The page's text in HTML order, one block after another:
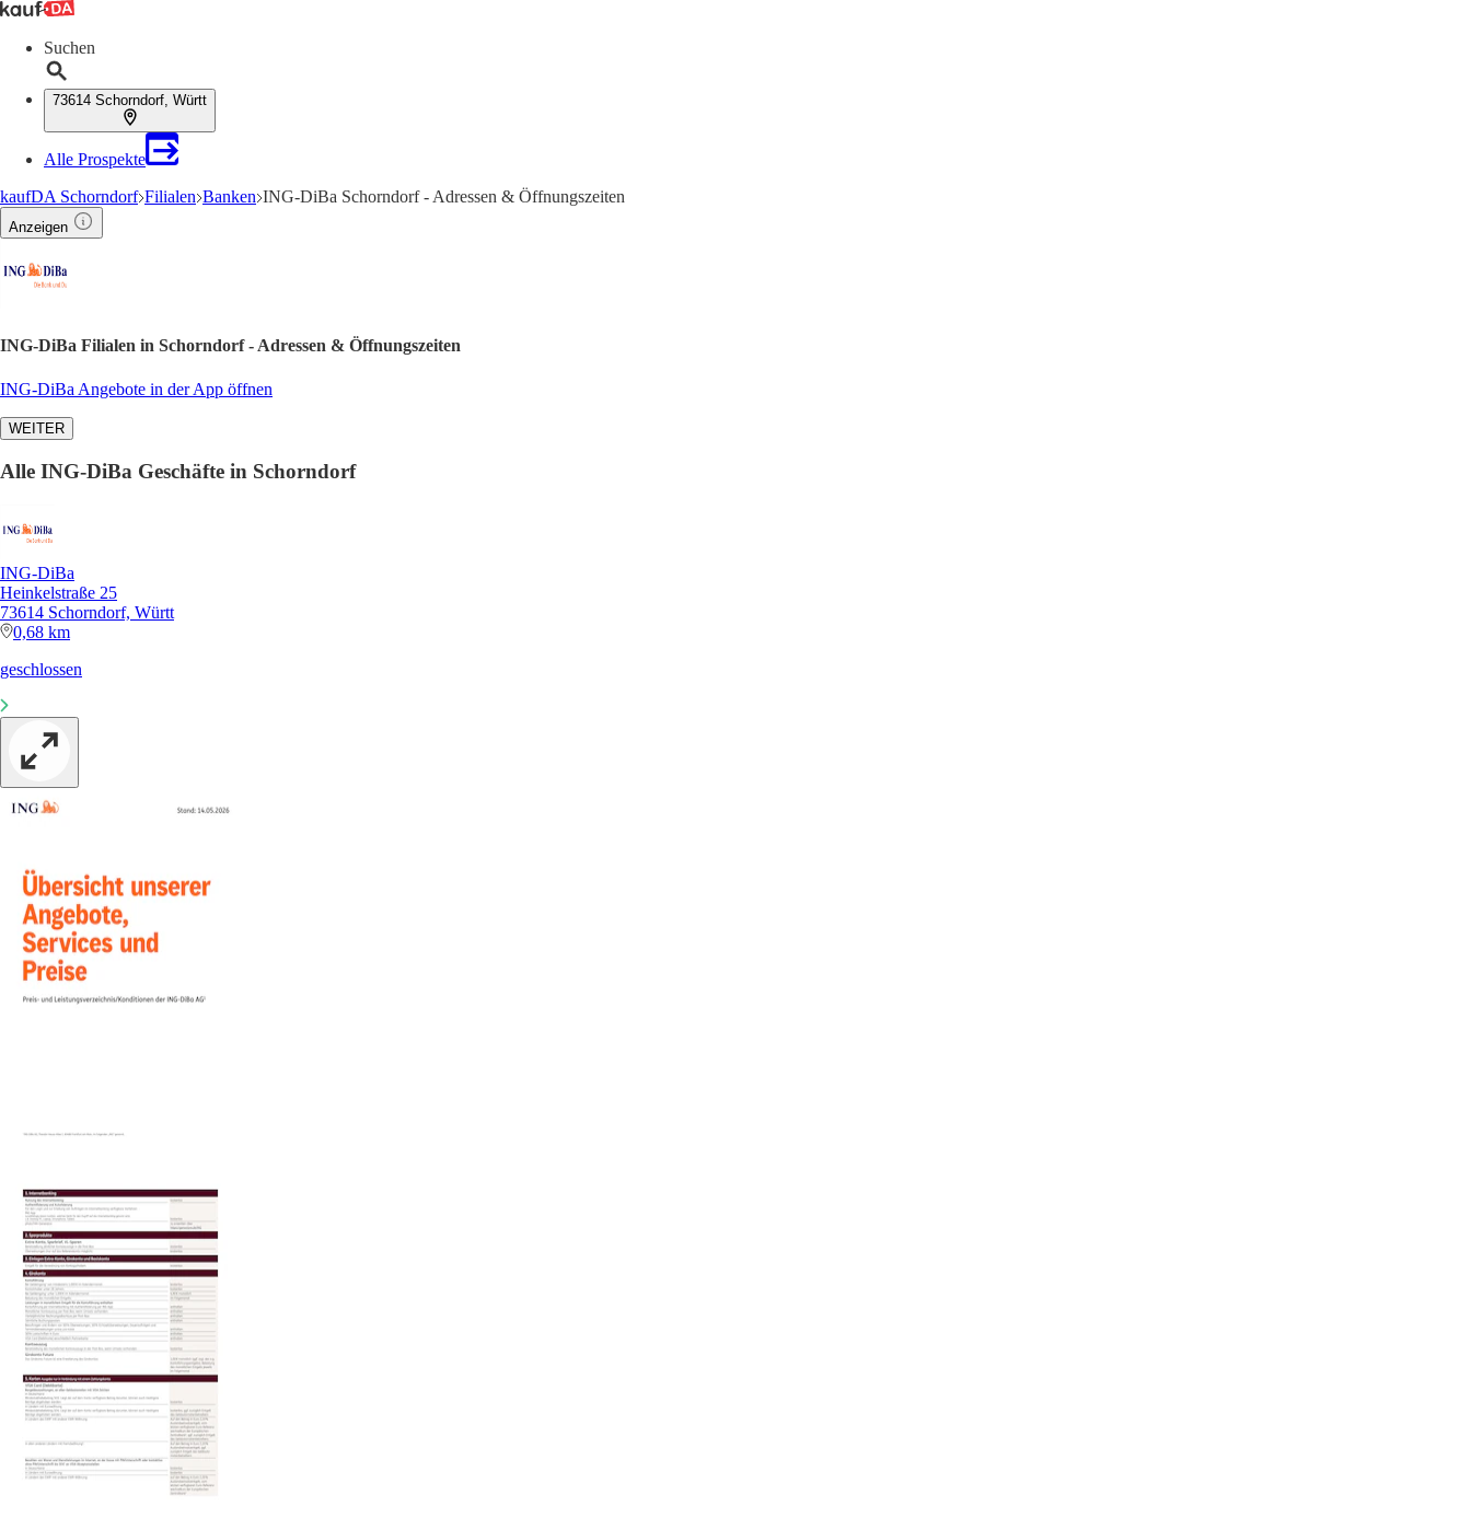
Suchen
73614 Schorndorf, Württ
Alle Prospekte
kaufDA Schorndorf Filialen Banken ING-DiBa Schorndorf - Adressen & Öffnungszeiten
Anzeigen
ING-DiBa Filialen in Schorndorf - Adressen & Öffnungszeiten
ING-DiBa Angebote in der App öffnen
WEITER
Alle ING-DiBa Geschäfte in Schorndorf
ING-DiBa
Heinkelstraße 25
73614 Schorndorf, Württ
0,68 km
geschlossen